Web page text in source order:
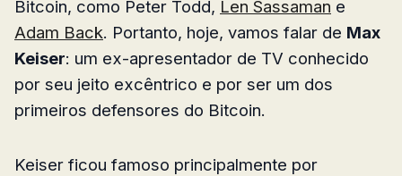
Bitcoin, como Peter Todd, Len Sassaman e
Adam Back. Portanto, hoje, vamos falar de Max
Keiser: um ex-apresentador de TV conhecido
por seu jeito excêntrico e por ser um dos
primeiros defensores do Bitcoin.
Keiser ficou famoso principalmente por